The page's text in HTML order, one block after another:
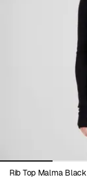
Rib Top Malma Black